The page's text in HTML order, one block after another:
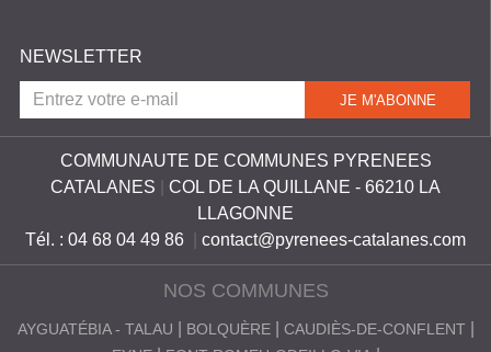
L
N
NEWSLETTER
COMMUNAUTE DE COMMUNES PYRENEES
CATALANES
COL DE LA QUILLANE - 66210 LA
LLAGONNE
Tél. : 04 68 04 49 86
contact@pyrenees-catalanes.com
NOS COMMUNES
AYGUATÉBIA - TALAU BOLQUÈRE
CAUDIÈS-DE-CONFLENT